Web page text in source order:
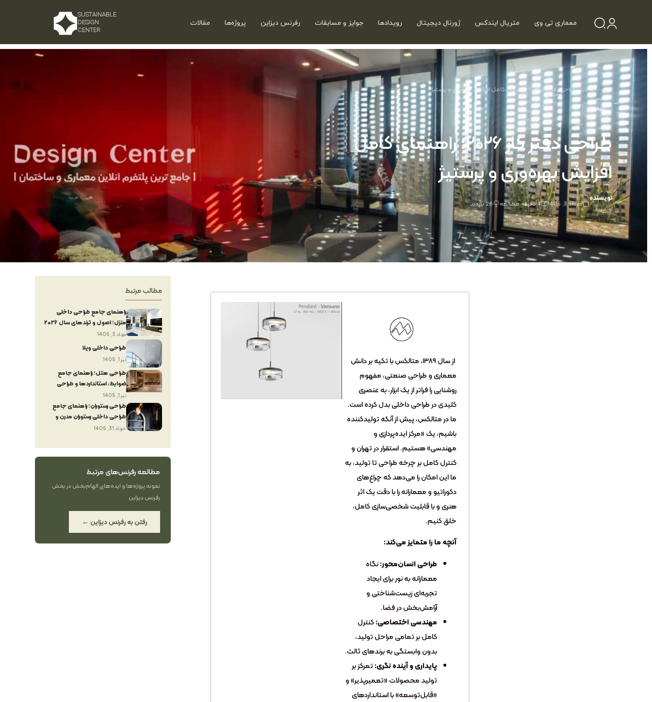
SUSTAINABLE
DESIGN
CENTER
معماری تی وی متریال ایندکس ژورنال دیجیتال رویدادها جوایز و مسابقات رفرنس دیزاین پروژه‌ها مقالات
خانه ‹مقالات‹طراحی دفتر کار ۲۰۲۶؛ راهنمای کامل افزایش بهره‌وری و پرستیژ
مقالات
طراحی دفتر کار ۲۰۲۶؛ راهنمای کامل
افزایش بهره‌وری و پرستیژ
نویسنده
نویسنده
مرداد 3, 1405 4 دقیقه مطالعه 26 بازدید
از سال ۱۳۸۹، متالکس با تکیه بر دانش
معماری و طراحی صنعتی، مفهوم
روشنایی را فراتر از یک ابزار، به عنصری
کلیدی در طراحی داخلی بدل کرده است.
ما در متالکس، پیش از آنکه تولیدکننده
باشیم، یک «مرکز ایده‌پردازی و
مهندسی» هستیم. استقرار در تهران و
کنترل کامل بر چرخه طراحی تا تولید، به
ما این امکان را می‌دهد که چراغ‌های
دکوراتیو و معمارانه را با دقت یک اثر
هنری و با قابلیت شخصی‌سازی کامل،
خلق کنیم.
آنچه ما را متمایز می‌کند:
طراحی انسان‌محور:نگاه
معمارانه به نور برای ایجاد
تجربه‌ای زیست‌شناختی و
آرامش‌بخش در فضا.
مهندسی اختصاصی:کنترل
کامل بر تمامی مراحل تولید،
بدون وابستگی به برندهای ثالث.
پایداری و آینده‌نگری:تمرکز بر
تولید محصولات «تعمیرپذیر» و
«قابل‌توسعه» با استانداردهای
مطالب مرتبط
راهنمای جامع طراحی داخلی
منزل؛ اصول و ترندهای سال ۲۰۲۶
مرداد 3, 1405
طراحی داخلی ویلا
تیر 1, 1405
طراحی هتل؛ راهنمای جامع
ضوابط، استانداردها و طراحی
داخلی هتل
تیر 1, 1405
طراحی رستوران؛ راهنمای جامع
طراحی داخلی رستوران مدرن و
لوکس
خرداد 31, 1405
مطالعه رفرنس‌های مرتبط
نمونه پروژه‌ها و ایده‌های الهام‌بخش در بخش
رفرنس دیزاین
رفتن به رفرنس دیزاین ←